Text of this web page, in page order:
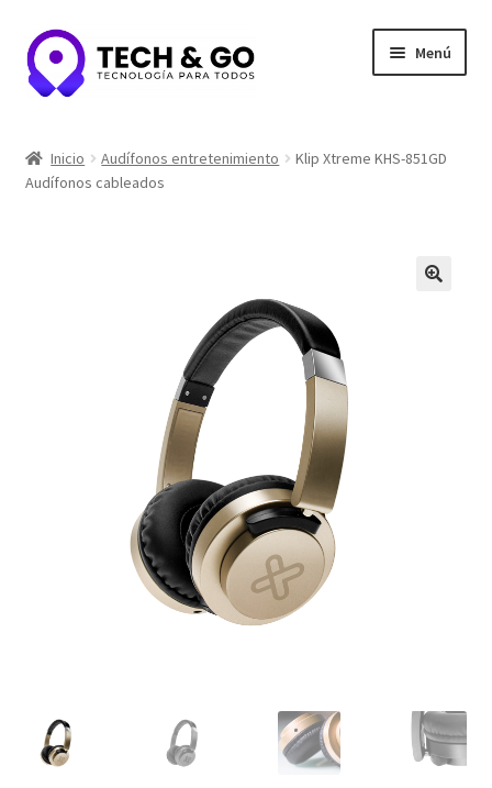
Ir
a
la
Ir
al
contenido
Menú
Contacto
Inicio Audífonos entretenimiento
Klip Xtreme KHS-851GD
Audífonos cableados